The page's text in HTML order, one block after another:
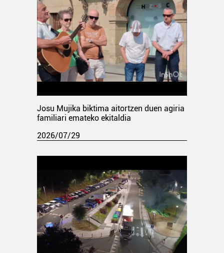
Josu Mujika biktima aitortzen duen agiria
familiari emateko ekitaldia
2026/07/29